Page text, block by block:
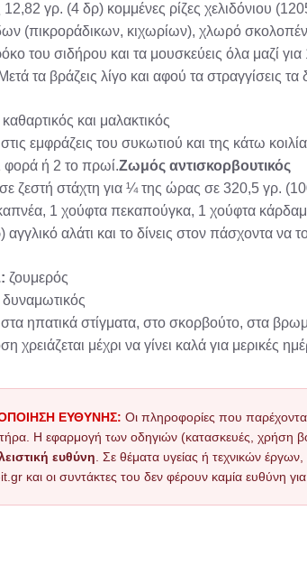
12,82 γρ. (4 δρ) κομμένες ρίζες χελιδόνιου
(πικροράδικων, κιχωρίων), χλωρό
του σιδήρου και τα μουσκεύεις όλα μαζί
τα βράζεις λίγο και αφού τα στραγγίσεις τα
καθαρτικός και μαλακτικός
στις εμφράζεις του συκωτιού και της κάτω
φορά ή 2 το πρωί.Ζωμός αντισκορβουτικός
σε ζεστή στάχτη για ¼ της ώρας σε 320,5 γρ.
1 χούφτα πεκαπούγκα, 1 χούφτα
αλάτι και το δίνεις στον πάσχοντα να το
ζουμερός
δυναμωτικός
στα ηπατικά στίγματα, στο σκορβούτο, στα
χρειάζεται μέχρι να γίνει καλά για μερικές
ΕΥΘΥΝΗΣ: Οι πληροφορίες που
Η εφαρμογή των οδηγιών (κατασκευές, χρήση
ευθύνη . Σε θέματα υγείας ή τεχνικών
και οι συντάκτες του δεν φέρουν καμία ευθύνη